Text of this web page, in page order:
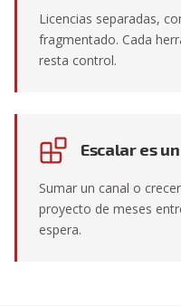
Licencias separadas,
fragmentado. Cada
resta control.
Escalar es
Sumar un canal o
proyecto de meses
espera.